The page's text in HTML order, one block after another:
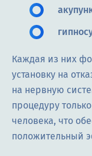
Каждая из них
установку на
на нервную
процедуру
человека, что
положительный